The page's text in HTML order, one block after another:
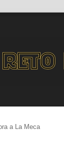
a La Meca